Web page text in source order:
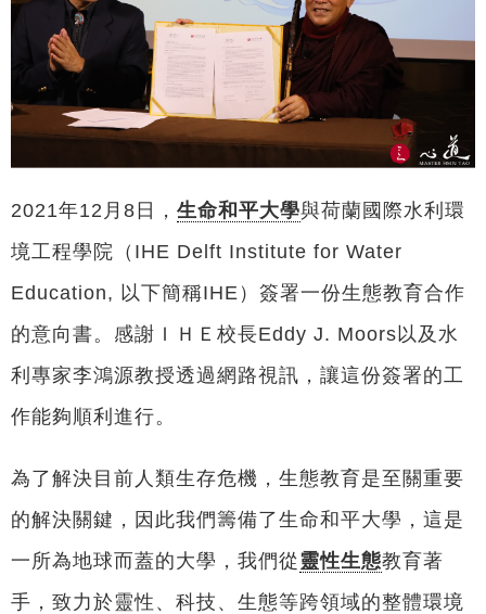
2021年12月8日， 生命和平大學與荷蘭國際水利環
境工程學院（IHE Delft Institute for Water
Education, 以下簡稱IHE）簽署一份生態教育合作
的意向書。感謝ＩＨＥ校長Eddy J. Moors以及水
利專家李鴻源教授透過網路視訊，讓這份簽署的工
作能夠順利進行。
為了解決目前人類生存危機，生態教育是至關重要
的解決關鍵，因此我們籌備了生命和平大學，這是
一所為地球而蓋的大學，我們從靈性生態教育著
手，致力於靈性、科技、生態等跨領域的整體環境